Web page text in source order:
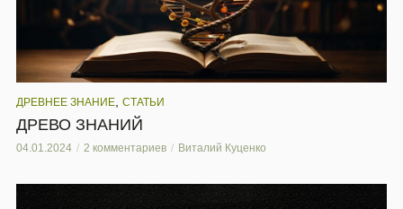
ДРЕВНЕЕ ЗНАНИЕ СТАТЬИ
ДРЕВО ЗНАНИЙ
04.01.2024 2 комментариев Виталий Куценко